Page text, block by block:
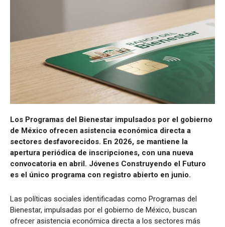
Los Programas del Bienestar impulsados por el gobierno
de México ofrecen asistencia económica directa a
sectores desfavorecidos. En 2026, se mantiene la
apertura periódica de inscripciones, con una nueva
convocatoria en abril. Jóvenes Construyendo el Futuro
es el único programa con registro abierto en junio.
Las políticas sociales identificadas como Programas del
Bienestar, impulsadas por el gobierno de México, buscan
ofrecer asistencia económica directa a los sectores más